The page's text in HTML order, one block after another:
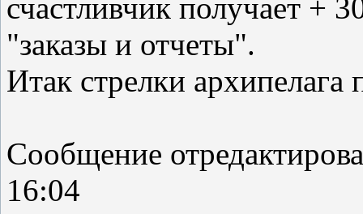
счастливчик получает +
"заказы и отчеты".
Итак стрелки архипелага
Сообщение
16:04